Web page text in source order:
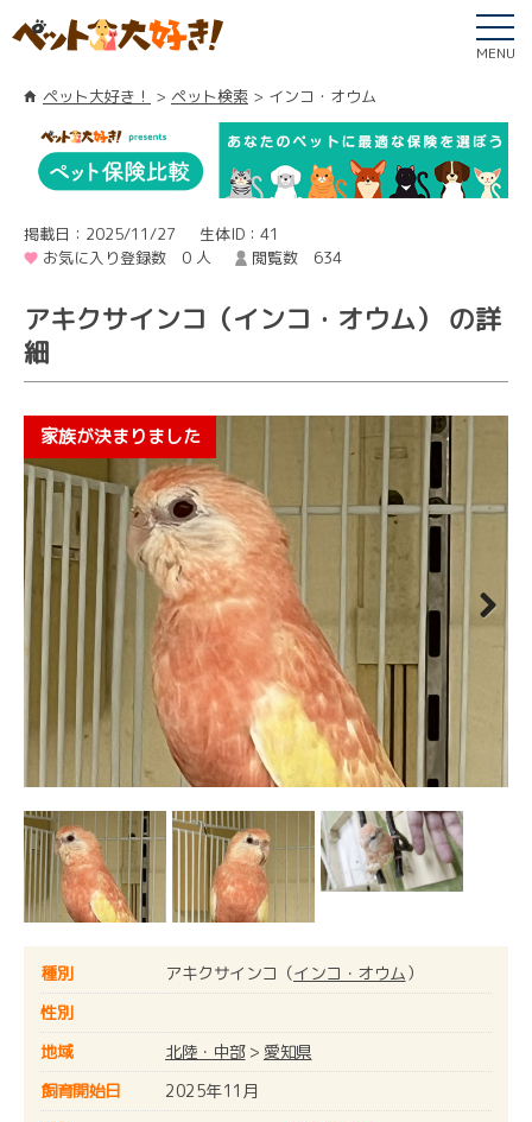
MENU
ペット大好き！ ペット検索 インコ・オウム
掲載日：2025/11/27
生体ID：41
お気に入り登録数 0 人
閲覧数 634
アキクサインコ（インコ・オウム） の詳
細
種別 アキクサインコ（インコ・オウム）
性別
地域
北陸・中部> 愛知県
飼育開始日
2025年11月